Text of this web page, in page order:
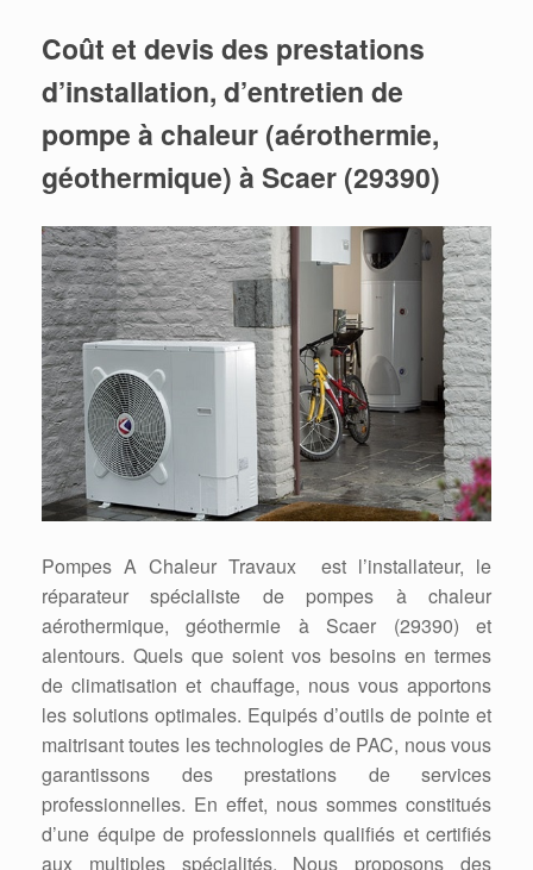
Coût et devis des prestations
d’installation, d’entretien de
pompe à chaleur (aérothermie,
géothermique) à Scaer (29390)
Pompes A Chaleur Travaux est l’installateur, le
réparateur spécialiste de pompes à chaleur
aérothermique, géothermie à Scaer (29390) et
alentours. Quels que soient vos besoins en termes
de climatisation et chauffage, nous vous apportons
les solutions optimales. Equipés d’outils de pointe et
maitrisant toutes les technologies de PAC, nous vous
garantissons des prestations de services
professionnelles. En effet, nous sommes constitués
d’une équipe de professionnels qualifiés et certifiés
aux multiples spécialités. Nous proposons des